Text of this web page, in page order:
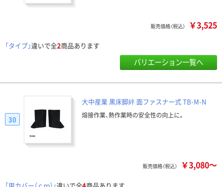
販売価格（税込） ￥3,525
「タイプ」違いで全2商品あります
バリエーション一覧へ
大中産業 黒床脚絆 面ファスナー式 TB-M-N
熔接作業、熱作業時の安全性の向上に。
30
販売価格（税込） ￥3,080～